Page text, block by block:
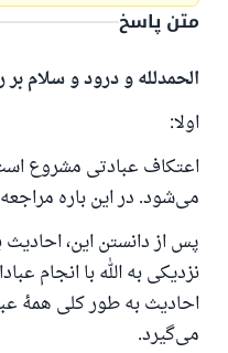
متن پاسخ
الحمدلله و درود و سلام
اولا:
اعتکاف عبادتی مشروع
می‌شود. در این باره
پس از دانستن این،
نزدیکی به الله با انجام
احادیث به طور کلی همهٔ
می‌گیرد.